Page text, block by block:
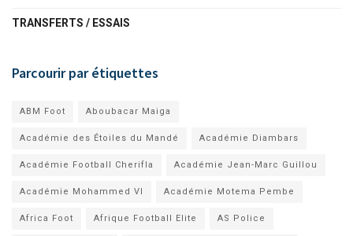
TRANSFERTS / ESSAIS
Parcourir par étiquettes
ABM Foot Aboubacar Maiga
Académie des Étoiles du Mandé Académie Diambars
Académie Football Cherifla Académie Jean-Marc Guillou
Académie Mohammed VI Académie Motema Pembe
Africa Foot Afrique Football Elite AS Police